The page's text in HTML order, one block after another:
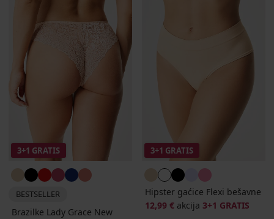
3+1 GRATIS
BESTSELLER
Brazilke Lady Grace New
3+1 GRATIS
Hipster gaćice Flexi bešavne
12,99 € akcija 3+1 GRATIS